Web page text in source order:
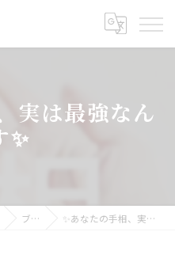
実は最強なん
✨
ブログ ✨あなたの手相、実は最強なんです✨